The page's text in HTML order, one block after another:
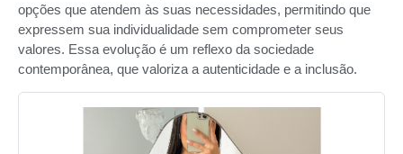
opções que atendem às suas necessidades, permitindo que
expressem sua individualidade sem comprometer seus
valores. Essa evolução é um reflexo da sociedade
contemporânea, que valoriza a autenticidade e a inclusão.